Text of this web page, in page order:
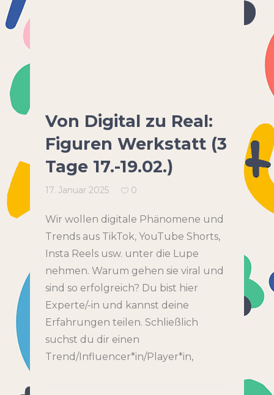
Von Digital zu Real:
Figuren Werkstatt (3
Tage 17.-19.02.)
17. Januar 2025 0
Wir wollen digitale Phänomene und
Trends aus TikTok, YouTube Shorts,
Insta Reels usw. unter die Lupe
nehmen. Warum gehen sie viral und
sind so erfolgreich? Du bist hier
Experte/-in und kannst deine
Erfahrungen teilen. Schließlich
suchst du dir einen
Trend/Influencer*in/Player*in,